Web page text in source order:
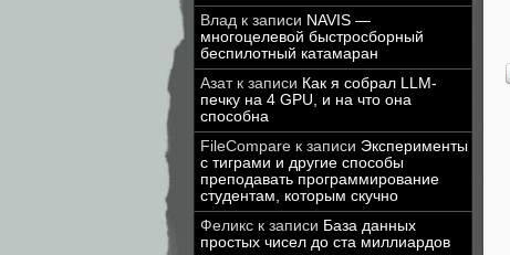
Влад к записи NAVIS —
многоцелевой быстросборный
беспилотный катамаран
Азатк записи Как я собрал LLM-
печку на 4 GPU, и на что она
способна
FileCompare к записи Эксперименты
с тиграми и другие способы
преподавать программирование
студентам, которым скучно
Феликс к записи База данных
простых чисел до ста миллиардов